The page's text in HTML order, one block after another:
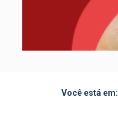
Você está em: